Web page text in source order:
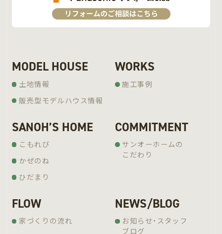
MODEL HOUSE
土地情報
販売型モデルハウス情報
WORKS
施工事例
SANOH’S HOME
こもれび
かぜのね
ひだまり
COMMITMENT
サンオーホームの
こだわり
FLOW
家づくりの流れ
NEWS/BLOG
お知らせ・スタッフ
ブログ